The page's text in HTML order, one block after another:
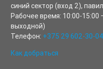
синий сектор (вход 2),
Рабочее время: 10:00-15:00
выходной)
Телефон: +375 29 602-30-04
Как добраться